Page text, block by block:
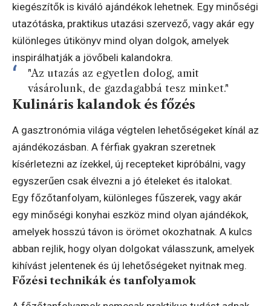
kiegészítők is kiváló ajándékok lehetnek. Egy minőségi
utazótáska, praktikus utazási szervező, vagy akár egy
különleges útikönyv mind olyan dolgok, amelyek
inspirálhatják a jövőbeli kalandokra.
"Az utazás az egyetlen dolog, amit
vásárolunk, de gazdagabbá tesz minket."
Kulináris kalandok és főzés
A gasztronómia világa végtelen lehetőségeket kínál az
ajándékozásban. A férfiak gyakran szeretnek
kísérletezni az ízekkel, új recepteket kipróbálni, vagy
egyszerűen csak élvezni a jó ételeket és italokat.
Egy főzőtanfolyam, különleges fűszerek, vagy akár
egy minőségi konyhai eszköz mind olyan ajándékok,
amelyek hosszú távon is örömet okozhatnak. A kulcs
abban rejlik, hogy olyan dolgokat válasszunk, amelyek
kihívást jelentenek és új lehetőségeket nyitnak meg.
Főzési technikák és tanfolyamok